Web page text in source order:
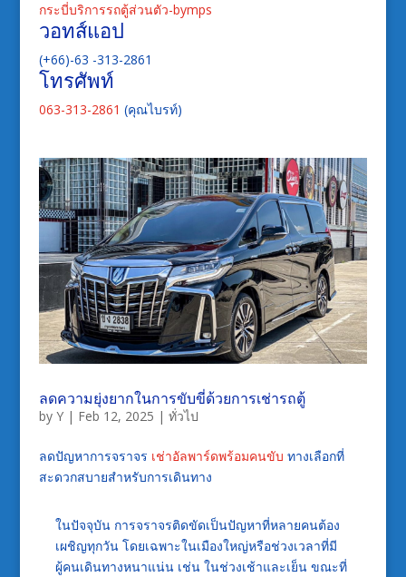
กระบี่บริการรถตู้ส่วนตัว-bymps
วอทส์แอป
(+66)-63 -313-2861
โทรศัพท์
063-313-2861 (คุณไบรท์)
ลดความยุ่งยากในการขับขี่ด้วยการเช่ารถตู้
by Y| Feb 12, 2025 | ทั่วไป
ลดปัญหาการจราจร เช่าอัลพาร์ดพร้อมคนขับ ทางเลือกที่
สะดวกสบายสำหรับการเดินทาง
ในปัจจุบัน การจราจรติดขัดเป็นปัญหาที่หลายคนต้อง
เผชิญทุกวัน โดยเฉพาะในเมืองใหญ่หรือช่วงเวลาที่มี
ผู้คนเดินทางหนาแน่น เช่น ในช่วงเช้าและเย็น ขณะที่